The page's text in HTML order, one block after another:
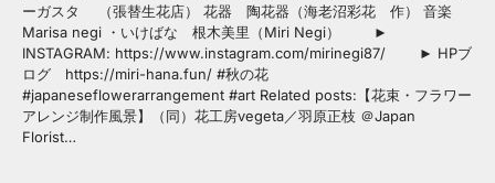
ーガスタ （張替生花店） 花器 陶花器（海老沼彩花 作） 音楽
Marisa negi ・いけばな 根木美里（Miri Negi） ►
INSTAGRAM: https://www.instagram.com/mirinegi87/ ► HPブ
ログ https://miri-hana.fun/ #秋の花
#japaneseflowerarrangement #art Related posts:【花束・フラワー
アレンジ制作風景】（同）花工房vegeta／羽原正枝 ＠Japan
Florist…